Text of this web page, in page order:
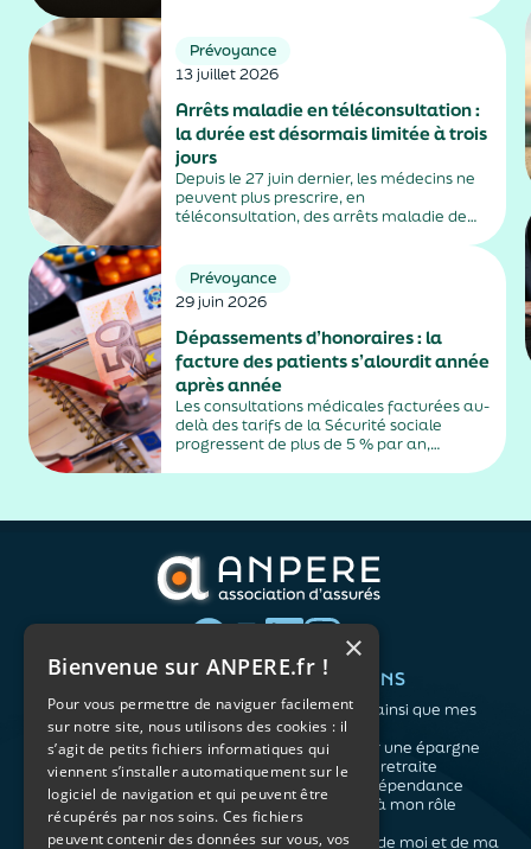
Prévoyance
13 juillet 2026
Arrêts maladie en téléconsultation :
la durée est désormais limitée à trois
jours
Depuis le 27 juin dernier, les médecins ne
peuvent plus prescrire, en
téléconsultation, des arrêts maladie de
sociales et fiscales, s'inscrit dans un
durcissement plus...
Prévoyance
29 juin 2026
Dépassements d’honoraires : la
facture des patients s’alourdit année
après année
Les consultations médicales facturées au-
delà des tarifs de la Sécurité sociale
progressent de plus de 5 % par an,
alimentés par la montée en puissance des
QUI SOMMES-NOUS ?
L'association
Notre organisation
L’équipe
Les atouts du contrat
associatif
VOS BESOINS
Me protéger ainsi que mes
proches
Me constituer une épargne
Préparer ma retraite
Anticiper la dépendance
Me préparer à mon rôle
d'aidant
Prendre soin de moi et de ma
×
Bienvenue sur ANPERE.fr !
Pour vous permettre de naviguer facilement
sur notre site, nous utilisons des cookies : il
s’agit de petits fichiers informatiques qui
viennent s’installer automatiquement sur le
logiciel de navigation et qui peuvent être
récupérés par nos soins. Ces fichiers
peuvent contenir des données sur vous, vos